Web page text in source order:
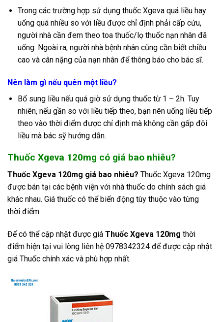
Trong các trường hợp sử dụng thuốc Xgeva quá liều hay
uống quá nhiều so với liều được chỉ định phải cấp cứu,
người nhà cần đem theo toa thuốc/lọ thuốc nạn nhân đã
uống. Ngoài ra, người nhà bệnh nhân cũng cần biết chiều
cao và cân nặng của nạn nhân để thông báo cho bác sĩ.
Nên làm gì nếu quên một liều?
Bổ sung liều nếu quá giờ sử dụng thuốc từ 1 – 2h. Tuy
nhiên, nếu gần so với liều tiếp theo, bạn nên uống liều tiếp
theo vào thời điểm được chỉ định mà không cần gấp đôi
liều mà bác sỹ hướng dẫn.
Thuốc Xgeva 120mg có giá bao nhiêu?
Thuốc Xgeva 120mg giá bao nhiêu? Thuốc Xgeva 120mg
được bán tại các bệnh viện với nhà thuốc do chính sách giá
khác nhau. Giá thuốc có thể biến động tùy thuộc vào từng
thời điểm.
Để có thể cập nhật được giá Thuốc Xgeva 120mg thời
điểm hiện tại vui lòng liên hệ 0978342324 để được cập nhật
giá Thuốc chính xác và phù hợp nhất.